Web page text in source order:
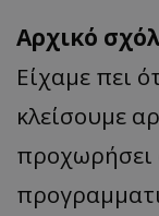
Αρχικό
Είχαμε πει
κλείσουμε
προχωρήσει